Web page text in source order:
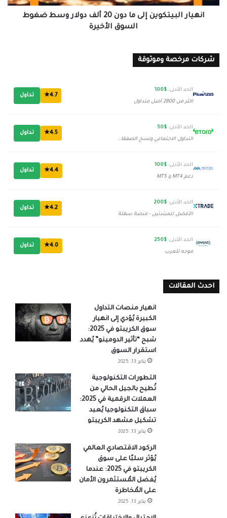
وسط
ضغوط
انهيار البيتكوين إلى ما دون 20 ألف دولار وسط ضغوط
السوق الأخيرة
شركات مرخصة وموثوقة
الحد الأدنى: $100
أكثر من 2800 أصل متداول
4.7★ تداول
الحد الأدنى: $50
التداول الاجتماعي ونسخ الصفقات
4.5★ تداول
الحد الأدنى: $100
دعم MT4 و MT5
4.4★ تداول
الحد الأدنى: $200
الأفضل للمبتدئين - منصة سهلة
4.2★ تداول
الحد الأدنى: $250
موجه للعرب
4.0★ تداول
احدث المقالات
انهيار منصات التداول
الكبيرة يُؤدي إلى انهيار
سوق الكريبتو في 2025:
شبح “تأثير الدومينو” يُهدد
استقرار السوق
يناير 13, 2025
التطورات التكنولوجية
تُطيح بالجيل الحالي من
العملات الرقمية في 2025:
سباق التكنولوجيا يُعيد
تشكيل مشهد الكريبتو
يناير 13, 2025
الركود الاقتصادي العالمي
يُؤثر سلبًا على سوق
الكريبتو في 2025: عندما
يُفضل المُستثمرون الأمان
على المُخاطرة
يناير 13, 2025